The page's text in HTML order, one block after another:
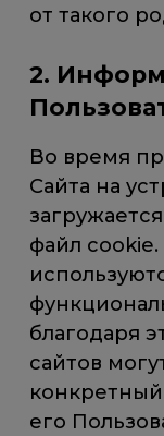
от такого
2.
Во время
Сайта на
файл
благодаря
сайтов
его